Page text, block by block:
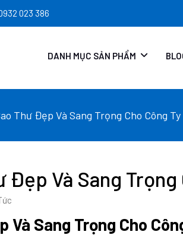
023 386
DANH MỤC SẢN PHẨM
Thư Đẹp Và Sang Trọng Cho Công Ty
Đẹp Và Sang Trọng
Và Sang Trọng Cho